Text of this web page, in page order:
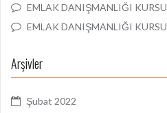
EMLAK DANIŞMANLIĞI KURSU
EMLAK DANIŞMANLIĞI KURSU
Arşivler
Şubat 2022